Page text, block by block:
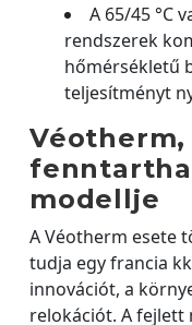
A 65/45 °C
rendszerek
hőmérsékletű
teljesítményt
modellje
A Véotherm esete
tudja egy francia
innovációt, a
relokációt. A fejlett